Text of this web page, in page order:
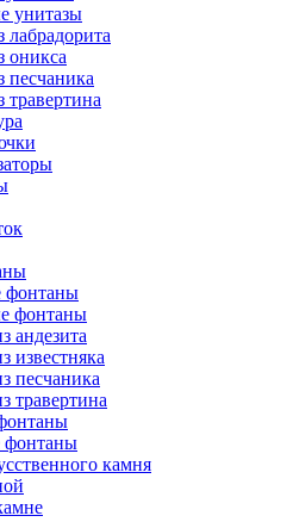
унитазы
лабрадорита
оникса
песчаника
травертина
фонтаны
фонтаны
андезита
известняка
песчаника
травертина
фонтаны
камня